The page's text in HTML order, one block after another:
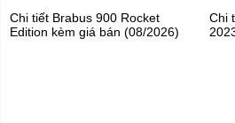
Chi tiết Brabus 900 Rocket
Edition kèm giá bán (08/2026)
Chi